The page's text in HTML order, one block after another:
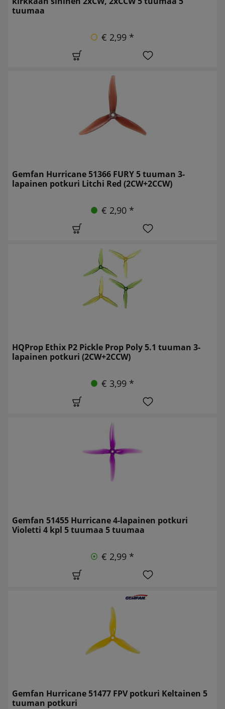
tuumaa
€ 2,99 *
Gemfan Hurricane 51366 FURY 5 tuuman 3-
lapainen potkuri Litchi Red (2CW+2CCW)
€ 2,90 *
HQProp Ethix P2 Pickle Prop Poly 5.1 tuuman 3-
lapainen potkuri (2CW+2CCW)
€ 3,99 *
Gemfan 51455 Hurricane 4-lapainen potkuri
Violetti 4 kpl 5 tuumaa 5 tuumaa
€ 2,99 *
Gemfan Hurricane 51477 FPV potkuri Keltainen 5
tuuman potkuri